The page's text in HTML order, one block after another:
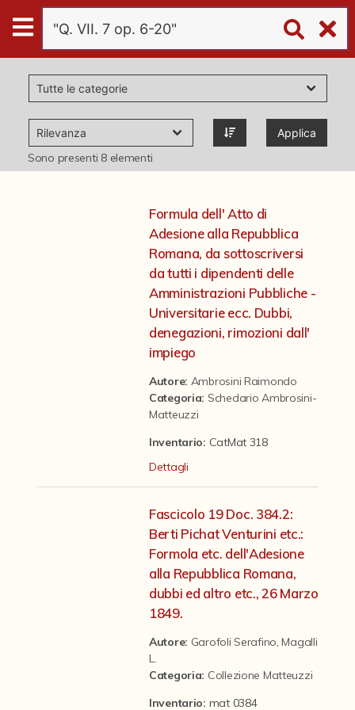
Digital
Humanities
Donazioni
Pubblicazioni
Il progetto Digital Humanities
Applica
Sono presenti 8elementi
Formula dell' Atto di
Adesione alla Repubblica
Romana, da sottoscriversi
da tutti i dipendenti delle
Amministrazioni Pubbliche -
Universitarie ecc. Dubbi,
denegazioni, rimozioni dall'
impiego
Autore: Ambrosini Raimondo
Categoria: Schedario Ambrosini-
Matteuzzi
Inventario: CatMat 318
Dettagli
Fascicolo 19 Doc. 384.2:
Berti Pichat Venturini etc.:
Formola etc. dell'Adesione
alla Repubblica Romana,
dubbi ed altro etc., 26 Marzo
1849.
Autore: Garofoli Serafino,Magalli
L.
Categoria: Collezione Matteuzzi
Inventario: mat 0384